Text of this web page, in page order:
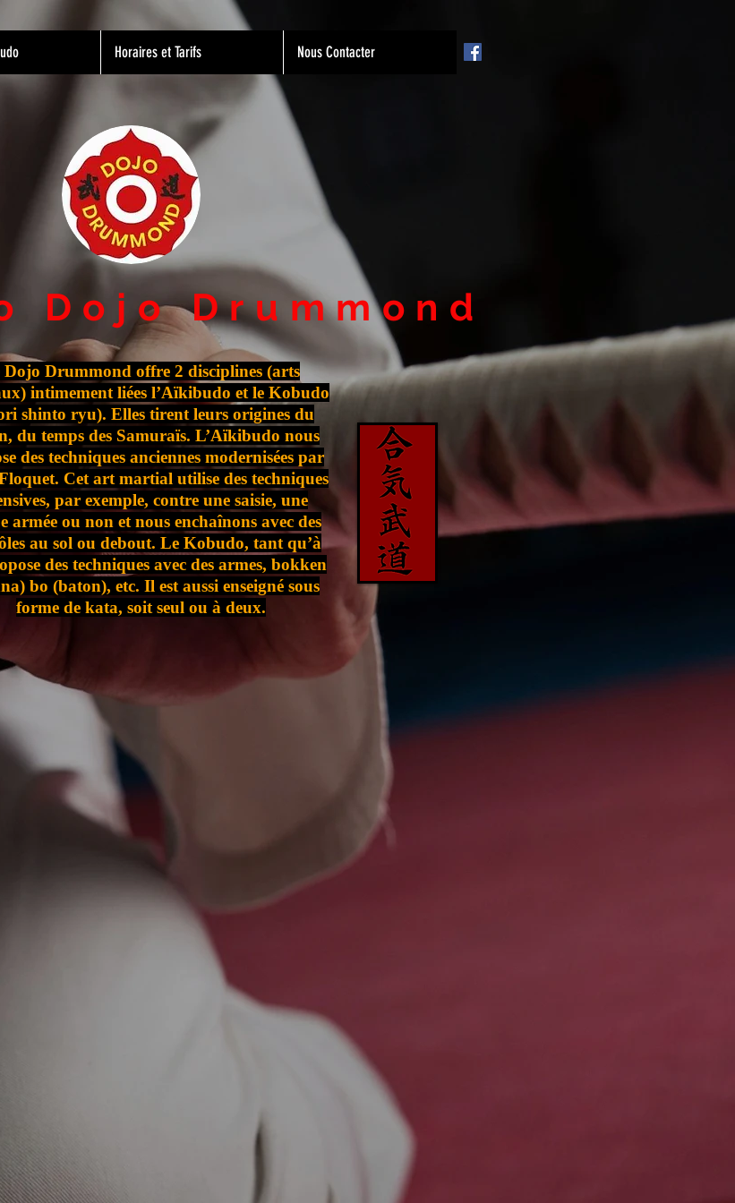
Horaires et Tarifs Nous Contacter
Dojo Drummond
Dojo Drummond offre 2 disciplines (arts
intimement liées l’Aïkibudo et le Kobudo
shinto ryu). Elles tirent leurs origines du
du temps des Samuraïs. L’Aïkibudo nous
des techniques anciennes modernisées par
Cet art martial utilise des techniques
par exemple, contre une saisie, une
armée ou non et nous enchaînons avec des
au sol ou debout. Le Kobudo, tant qu’à
des techniques avec des armes, bokken
bo (baton), etc. Il est aussi enseigné sous
forme de kata, soit seul ou à deux.